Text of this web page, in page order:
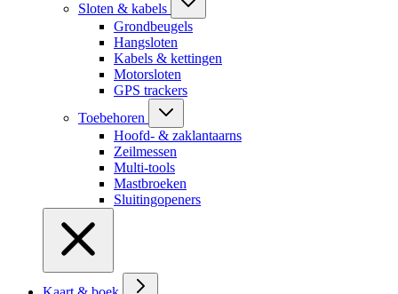
Sloten & kabels
Grondbeugels
Hangsloten
Kabels & kettingen
Motorsloten
GPS trackers
Toebehoren
Hoofd- & zaklantaarns
Zeilmessen
Multi-tools
Mastbroeken
Sluitingopeners